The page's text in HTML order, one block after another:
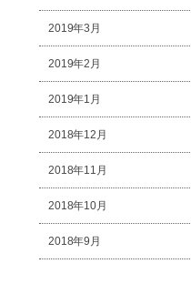
2019年3月
2019年2月
2019年1月
2018年12月
2018年11月
2018年10月
2018年9月